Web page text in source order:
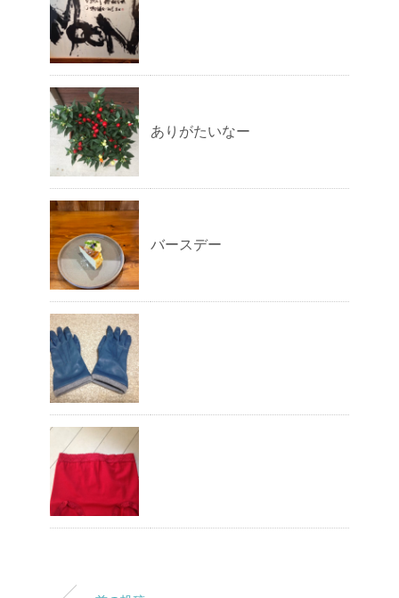
ありがたいなー
バースデー